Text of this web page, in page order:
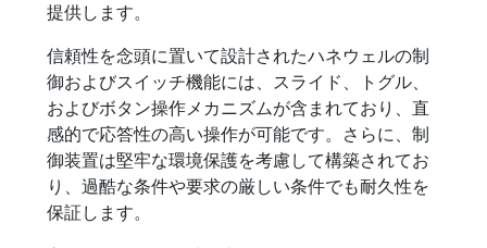
提供します。
信頼性を念頭に置いて設計されたハネウェルの制
御およびスイッチ機能には、スライド、トグル、
およびボタン操作メカニズムが含まれており、直
感的で応答性の高い操作が可能です。さらに、制
御装置は堅牢な環境保護を考慮して構築されてお
り、過酷な条件や要求の厳しい条件でも耐久性を
保証します。